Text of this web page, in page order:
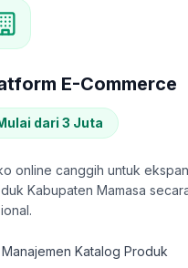
E-Commerce
dari 3 Juta
online canggih untuk
Kabupaten Mamasa
Manajemen Katalog Produk